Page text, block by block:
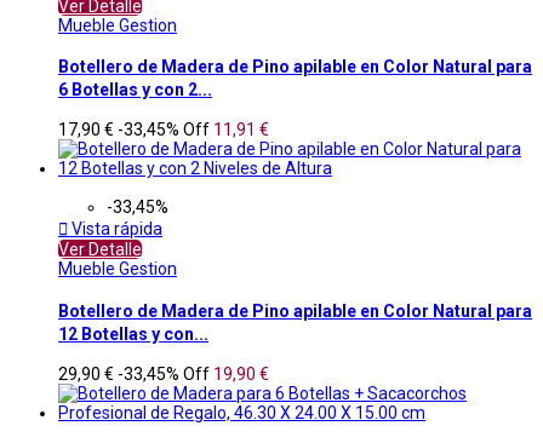
Ver Detalle
Mueble Gestion
Botellero de Madera de Pino apilable en Color Natural para
6 Botellas y con 2...
17,90 € -33,45% Off 11,91 €
-33,45%
 Vista rápida
Ver Detalle
Mueble Gestion
Botellero de Madera de Pino apilable en Color Natural para
12 Botellas y con...
29,90 € -33,45% Off 19,90 €